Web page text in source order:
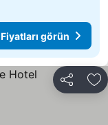
Fiyatları görün
Paylaş